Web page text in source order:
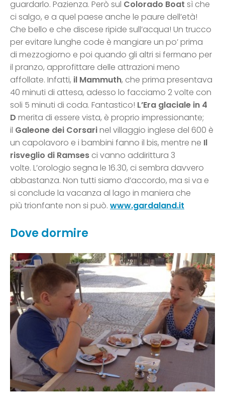
guardarlo. Pazienza. Però sul Colorado Boat sì che
ci salgo, e a quel paese anche le paure dell’età!
Che bello e che discese ripide sull’acqua! Un trucco
per evitare lunghe code è mangiare un po’ prima
di mezzogiorno e poi quando gli altri si fermano per
il pranzo, approfittare delle attrazioni meno
affollate. Infatti, il Mammuth, che prima presentava
40 minuti di attesa, adesso lo facciamo 2 volte con
soli 5 minuti di coda. Fantastico! L’Era glaciale in 4
D merita di essere vista, è proprio impressionante;
il Galeone dei Corsarinel villaggio inglese del 600 è
un capolavoro e i bambini fanno il bis, mentre ne Il
risveglio di Ramses ci vanno addirittura 3
volte. L’orologio segna le 16.30, ci sembra davvero
abbastanza. Non tutti siamo d’accordo, ma si va e
si conclude la vacanza al lago in maniera che
più trionfante non si può. www.gardaland.it
Dove dormire